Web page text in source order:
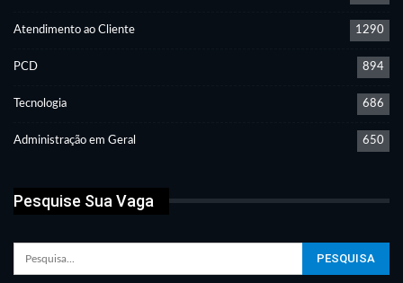
Atendimento ao Cliente 1290
PCD 894
Tecnologia 686
Administração em Geral 650
Pesquise Sua Vaga